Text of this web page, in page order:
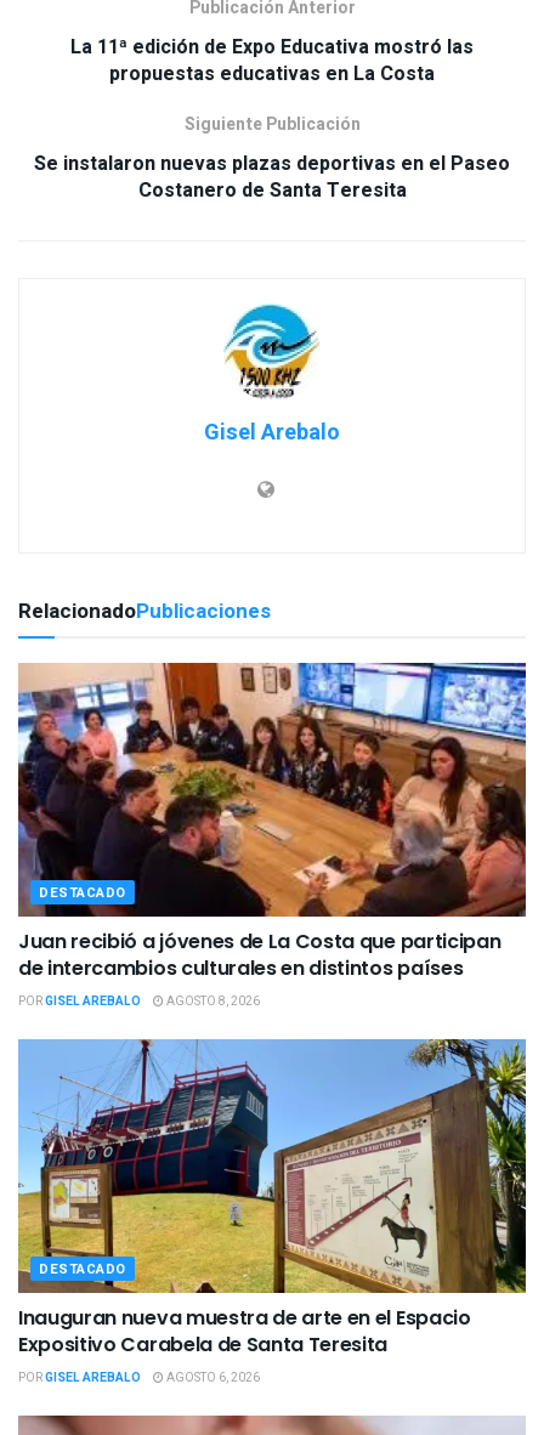
Publicación Anterior
La 11ª edición de Expo Educativa mostró las
propuestas educativas en La Costa
Siguiente Publicación
Se instalaron nuevas plazas deportivas en el Paseo
Costanero de Santa Teresita
Gisel Arebalo
RelacionadoPublicaciones
DESTACADO
Juan recibió a jóvenes de La Costa que participan
de intercambios culturales en distintos países
PORGISEL AREBALO AGOSTO 8, 2026
DESTACADO
Inauguran nueva muestra de arte en el Espacio
Expositivo Carabela de Santa Teresita
PORGISEL AREBALO AGOSTO 6, 2026